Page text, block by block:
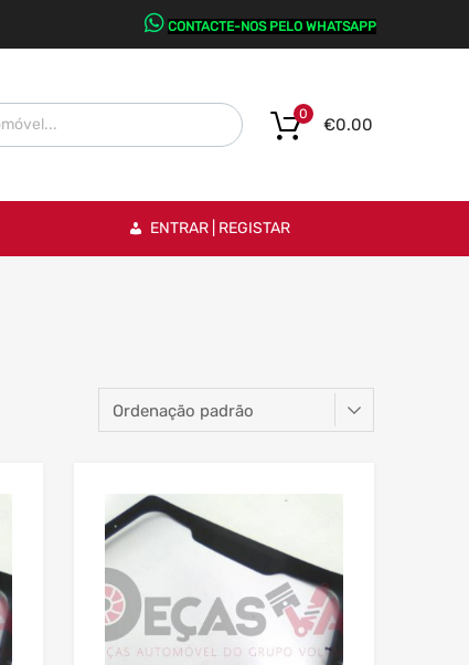
CONTACTE-NOS PELO WHATSAPP
€0.00
0
ENTRAR | REGISTAR